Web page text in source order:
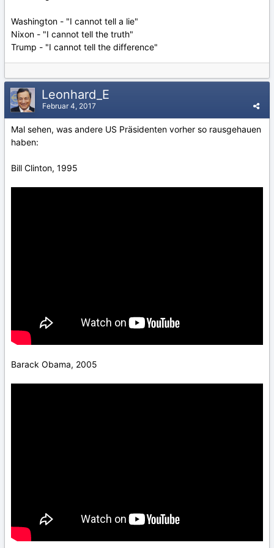
Washington - "I cannot tell a lie"
Nixon - "I cannot tell the truth"
Trump - "I cannot tell the difference"
Leonhard_E
Februar 4, 2017
Mal sehen, was andere US Präsidenten vorher so rausgehauen
haben:
Bill Clinton, 1995
Barack Obama, 2005